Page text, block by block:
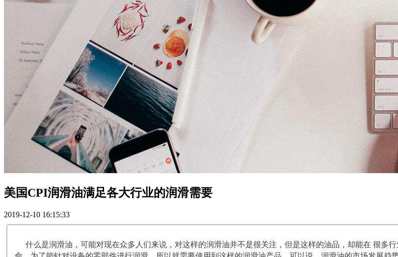
美国CPI润滑油满足各大行业的润滑需要
2019-12-10 16:15:33
什么是润滑油，可能对现在众多人们来说，对这样的润滑油并不是很关注，但是这样的油品，却能在 很多